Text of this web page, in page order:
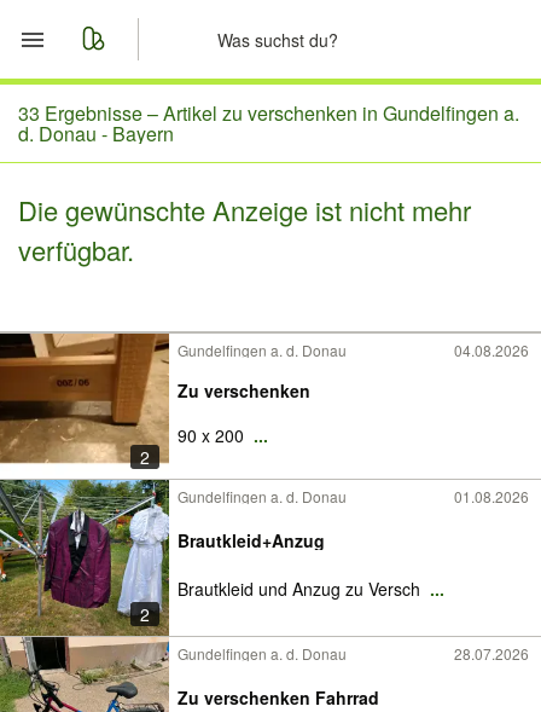
Start
Merkliste
Nachrichten
33 Ergebnisse –Artikel zu verschenken in Gundelfingen a.
d. Donau - Bayern
Die gewünschte Anzeige ist nicht mehr
verfügbar.
2
Gundelfingen a. d. Donau 04.08.2026
Zu verschenken
90 x 200 ...
2
Gundelfingen a. d. Donau 01.08.2026
Brautkleid+Anzug
Brautkleid und Anzug zu Versch ...
Gundelfingen a. d. Donau 28.07.2026
Zu verschenken Fahrrad